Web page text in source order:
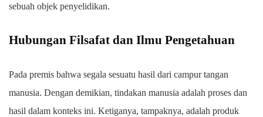
sebuah objek penyelidikan.
Hubungan Filsafat dan Ilmu Pengetahuan
Pada premis bahwa segala sesuatu hasil dari campur tangan
manusia. Dengan demikian, tindakan manusia adalah proses dan
hasil dalam konteks ini. Ketiganya, tampaknya, adalah produk